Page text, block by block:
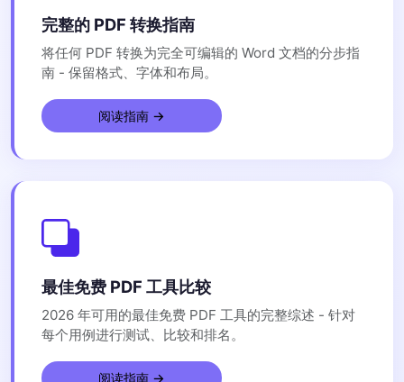
完整的 PDF 转换指南
将任何 PDF 转换为完全可编辑的 Word 文档的分步指
南 - 保留格式、字体和布局。
阅读指南 →
最佳免费 PDF 工具比较
2026 年可用的最佳免费 PDF 工具的完整综述 - 针对
每个用例进行测试、比较和排名。
阅读指南 →